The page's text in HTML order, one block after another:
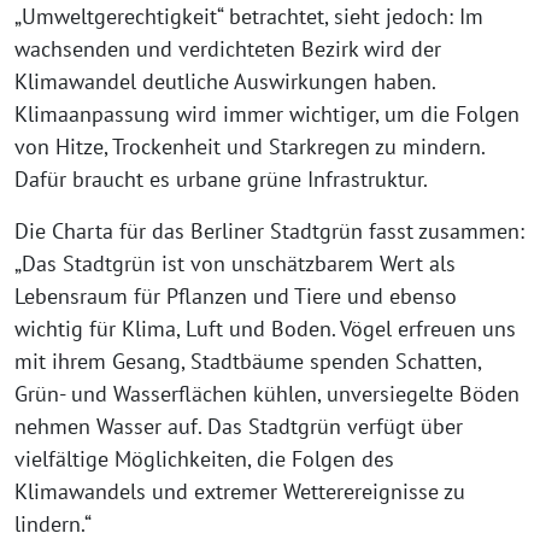
„Umweltgerechtigkeit“ betrachtet, sieht jedoch: Im
wachsenden und verdichteten Bezirk wird der
Klimawandel deutliche Auswirkungen haben.
Klimaanpassung wird immer wichtiger, um die Folgen
von Hitze, Trockenheit und Starkregen zu mindern.
Dafür braucht es urbane grüne Infrastruktur.
Die Charta für das Berliner Stadtgrün fasst zusammen:
„Das Stadtgrün ist von unschätzbarem Wert als
Lebensraum für Pflanzen und Tiere und ebenso
wichtig für Klima, Luft und Boden. Vögel erfreuen uns
mit ihrem Gesang, Stadtbäume spenden Schatten,
Grün- und Wasserflächen kühlen, unversiegelte Böden
nehmen Wasser auf. Das Stadtgrün verfügt über
vielfältige Möglichkeiten, die Folgen des
Klimawandels und extremer Wetterereignisse zu
lindern.“